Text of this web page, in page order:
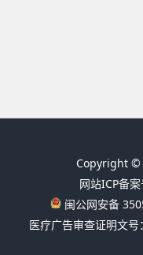
Copyright
网站ICP备
闽公网安备
医疗广告审查证明文